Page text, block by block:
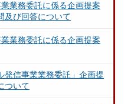
業務委託に係る企画提案
及び回答について
業務委託に係る企画提案
発信事業業務委託」企画提
ついて